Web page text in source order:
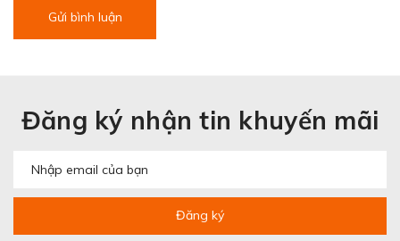
Gửi bình luận
Đăng ký nhận tin khuyến mãi
Đăng ký